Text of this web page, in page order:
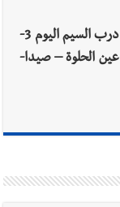
وفاة الحاجة يسرا أحمدالحاج والدفن في مقبرة درب السيم اليوم 3-
عين الحلوة – صيدا-